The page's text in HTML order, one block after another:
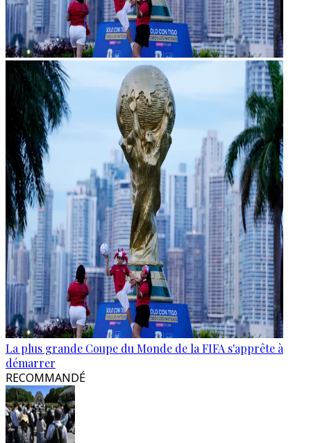
La plus grande Coupe du Monde de la FIFA s'apprête à
démarrer
RECOMMANDÉ